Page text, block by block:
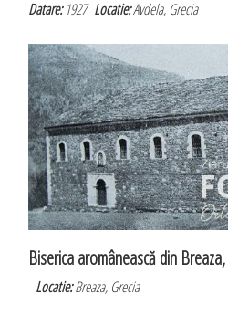
Datare:1927Locatie:Avdela, Grecia
Biserica aromânească din
Locatie:Breaza, Grecia